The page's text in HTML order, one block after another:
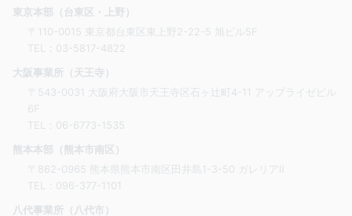
東京本部（台東区・上野）
〒110-0015 東京都台東区東上野2-22-5 旭ビル5F
TEL： 03-5817-4822
大阪事業所（天王寺）
〒543-0031 大阪府大阪市天王寺区石ヶ辻町4-11 アップライゼビル
6F
TEL： 06-6773-1535
熊本本部（熊本市南区）
〒862-0965 熊本県熊本市南区田井島1-3-50 ガレリアⅡ
TEL： 096-377-1101
八代事業所（八代市）